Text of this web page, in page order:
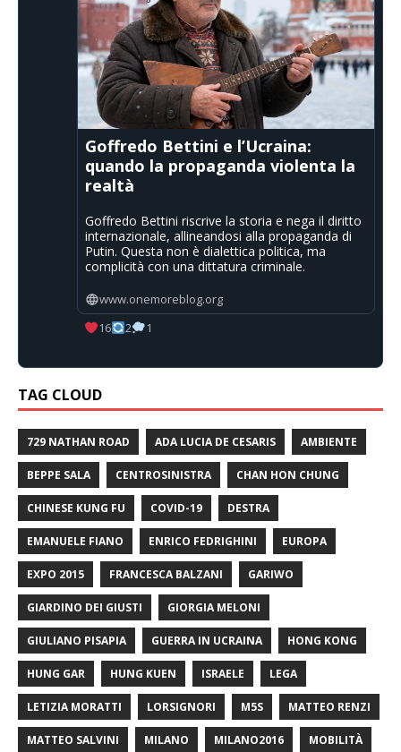
Goffredo Bettini e l’Ucraina:
quando la propaganda violenta la
realtà
Goffredo Bettini riscrive la storia e nega il diritto
internazionale, allineandosi alla propaganda di
Putin. Questa non è dialettica politica, ma
complicità con una dittatura criminale.
www.onemoreblog.org
16
2 1
TAG CLOUD
729 NATHAN ROAD ADA LUCIA DE CESARIS AMBIENTE
BEPPE SALA CENTROSINISTRA CHAN HON CHUNG
CHINESE KUNG FU COVID-19 DESTRA
EMANUELE FIANO ENRICO FEDRIGHINI EUROPA
EXPO 2015 FRANCESCA BALZANI GARIWO
GIARDINO DEI GIUSTI GIORGIA MELONI
GIULIANO PISAPIA GUERRA IN UCRAINA HONG KONG
HUNG GAR HUNG KUEN ISRAELE LEGA
LETIZIA MORATTI LORSIGNORI M5S MATTEO RENZI
MATTEO SALVINI MILANO MILANO2016 MOBILITÀ